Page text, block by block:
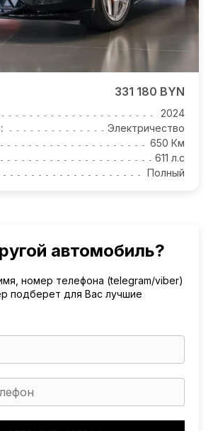
331 180 BYN
2024
Электричество
650 Км
611 л.с
Полный
автомобиль?
номер телефона (telegram/viber)
подберет для Вас лучшие